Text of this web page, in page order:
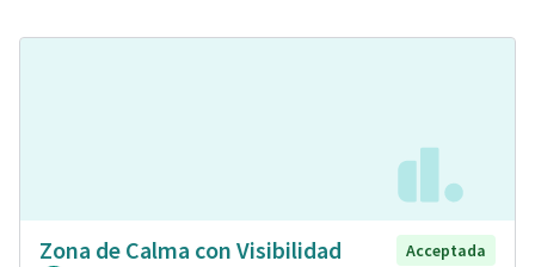
Zona de Calma con Visibilidad
Acceptada